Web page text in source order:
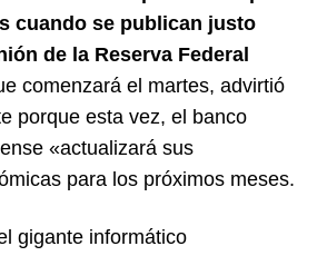
cuando se publican justo
de la Reserva Federal
comenzará el martes, advirtió
porque esta vez, el banco
«actualizará sus
para los próximos meses.
gigante informático